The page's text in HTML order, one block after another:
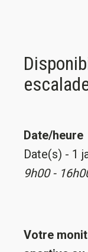
Date/heure
Date(s) - 1
9h00 -
Votre